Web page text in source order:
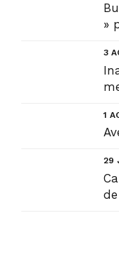
»
3
1
29